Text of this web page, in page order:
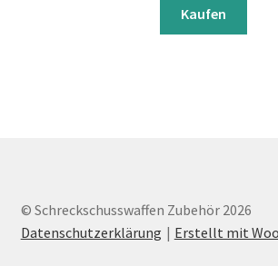
Kaufen
© Schreckschusswaffen Zubehör 2026
Datenschutzerklärung
Erstellt mit